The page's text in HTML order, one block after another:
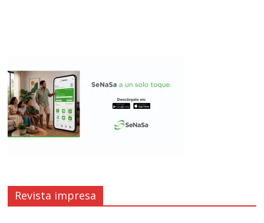
Revista impresa